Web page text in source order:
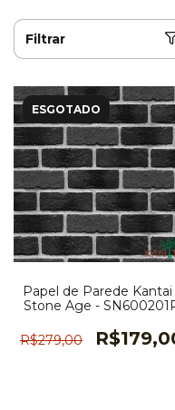
Filtrar
ESGOTADO
Papel de Parede Kantai
Stone Age -
R$279,00